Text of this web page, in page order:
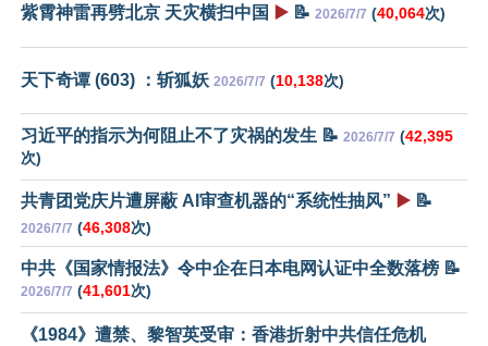
紫霄神雷再劈北京 天灾横扫中国 ▶️ 📝 2026/7/7 (40,064次)
天下奇谭 (603) ：斩狐妖 2026/7/7 (10,138次)
习近平的指示为何阻止不了灾祸的发生 📝 2026/7/7 (42,395
次)
共青团党庆片遭屏蔽 AI审查机器的“系统性抽风” ▶️ 📝
2026/7/7 (46,308次)
中共《国家情报法》令中企在日本电网认证中全数落榜 📝
2026/7/7 (41,601次)
《1984》遭禁、黎智英受审：香港折射中共信任危机